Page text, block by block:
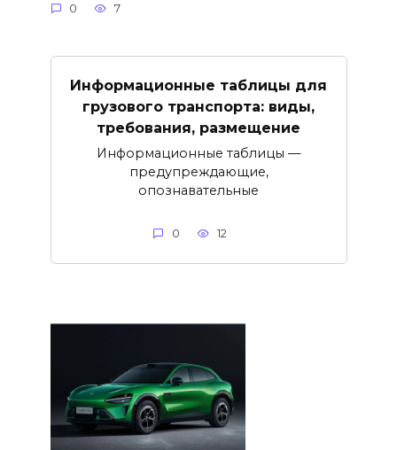
0 7
Информационные таблицы для
грузового транспорта: виды,
требования, размещение
Информационные таблицы —
предупреждающие,
опознавательные
0 12